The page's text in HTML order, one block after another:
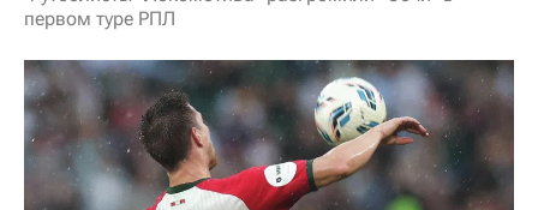
первом туре РПЛ